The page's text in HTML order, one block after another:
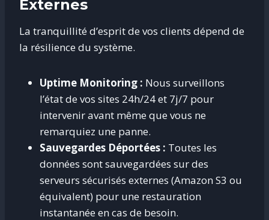
Externes
La tranquillité d’esprit de vos clients dépend de
la résilience du système.
Uptime Monitoring : Nous surveillons
l’état de vos sites 24h/24 et 7j/7 pour
intervenir avant même que vous ne
remarquiez une panne.
Sauvegardes Déportées : Toutes les
données sont sauvegardées sur des
serveurs sécurisés externes (Amazon S3 ou
équivalent) pour une restauration
instantanée en cas de besoin.